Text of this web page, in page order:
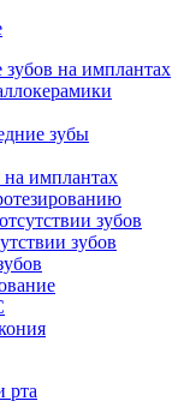
зубов на имплантах
зубы
имплантах
зубов
зубов
рта